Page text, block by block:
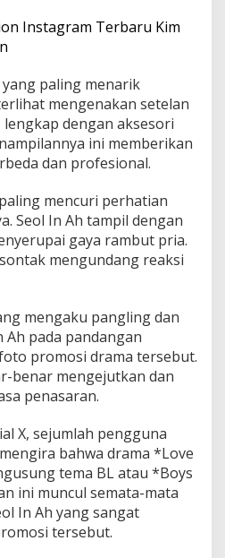
o
r
o
r
e
a
Instagram Terbaru Kim
paling menarik
mengenakan setelan
dengan aksesori
ini memberikan
dan profesional.
mencuri perhatian
Seol In Ah tampil dengan
gaya rambut pria.
mengundang reaksi
mengaku pangling dan
pada pandangan
promosi drama tersebut.
benar mengejutkan dan
penasaran.
X, sejumlah pengguna
bahwa drama *Love
tema BL atau *Boys
ini muncul semata-mata
In Ah yang sangat
tersebut.